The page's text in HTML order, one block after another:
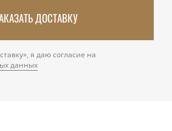
ДОСТАВКУ
я даю согласие на
данных